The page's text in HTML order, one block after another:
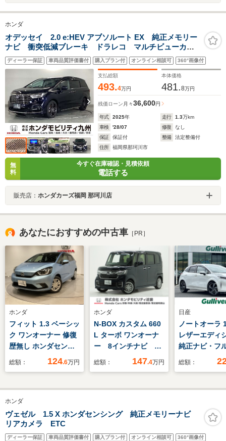
ホンダ
オデッセイ 2.0 e:HEV アブソルート EX 純正メモリー
ナビ 衝突低減ブレーキ ドラレコ マルチビューカメ
ラ 両側電動スライドドア 本革パワーシート LEDヘ
ッド
ディーラー保証 車両品質評価書付 購入プラン付 オンライン相談可 360°画像付
支払総額
493.4万円
本体価格
481.8万円
残価ローン 月々36,600円
年式 2025年 走行 1.3万km
車検
'28/07 修復
なし
保証
保証付 整備
法定整備付
住所
福岡県那珂川市
無
料
今すぐ在庫確認・見積依頼
電話する
販売店： ホンダカーズ福岡 那珂川店
あなたにおすすめの中古車 ［PR］
ホンダ
フィット 1.3 ベーシッ
ク ワンオーナー 修復
歴無し ホンダセンシ
ング 衝突軽減ブレー
ロール 純正ナビ 純正
ドラレコ バックカメ
ラ ETC Bluetooth
LEDヘッドライト
総額： 124.6万円
ホンダ
N-BOX カスタム 660
L ターボ ワンオーナ
ー 8インチナビ バ
ックカメラ ドラレ
ル 両側電動スライド
ー Bluetooth LED
害軽減ブレーキ 禁煙
総額： 147.4万円
日産
ノートオーラ
レザーエディ
純正ナビ・フ
レビ・アラウ
プアシスト・
デジタルイン
ー・黒革シー
ヘッドライト
総額：
ホンダ
ヴェゼル 1.5 X ホンダセンシング 純正メモリーナビ
リアカメラ ETC
ディーラー保証 車両品質評価書付 購入プラン付 オンライン相談可 360°画像付